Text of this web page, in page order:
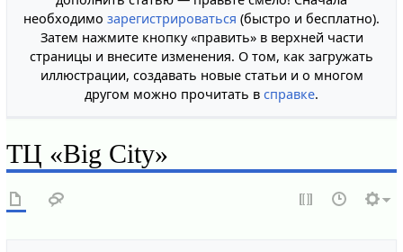
необходимо зарегистрироваться (быстро и бесплатно).
Затем нажмите кнопку «править» в верхней части
страницы и внесите изменения. О том, как загружать
иллюстрации, создавать новые статьи и о многом
другом можно прочитать в справке.
ТЦ «Big City»